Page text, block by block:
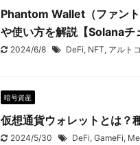
Phantom Wallet（ファン
や使い方を解説【Solanaチ
2024/6/8 DeFi, NFT, アルト
暗号資産
仮想通貨ウォレットとは？
2024/5/30 DeFi, GameFi,